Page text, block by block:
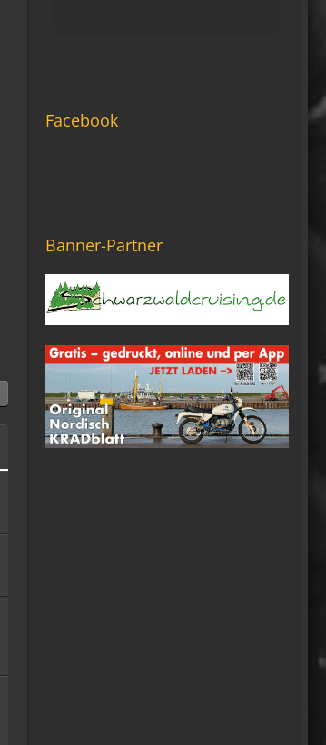
auch viel lesen, aber ich
komm nimmer rein...
Ole Pinelle
Tine, alles? 🤣😘
20:18
Tom Nowak
So liebe Bikerbrüder und -
brüderinnen, ich bin jetzt da!
09:57
Facebook
Banner-Partner